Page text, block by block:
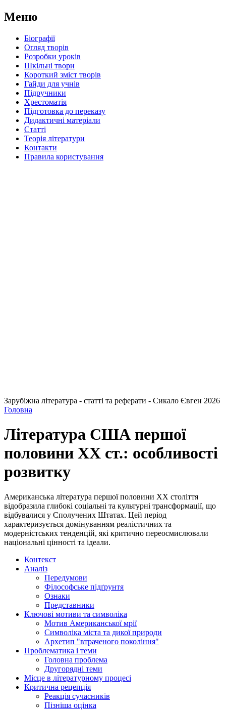
Меню
Біографії
Огляд творів
Розробки уроків
Шкільні твори
Короткий зміст творів
Гайди для учнів
Підручники
Хрестоматія
Підготовка до переказу
Дидактичні матеріали
Статті
Теорія літератури
Контакти
Правила користування
Зарубіжна література - статті та реферати - Сикало Євген 2026
Головна
Література США першої
половини XX ст.: особливості
розвитку
Американська література першої половини XX століття
відобразила глибокі соціальні та культурні трансформації, що
відбувалися у Сполучених Штатах. Цей період
характеризується домінуванням реалістичних та
модерністських тенденцій, які критично переосмислювали
національні цінності та ідеали.
Контекст
Аналіз
Передумови
Філософське підґрунтя
Ознаки
Представники
Ключові мотиви та символіка
Мотив Американської мрії
Символіка міста та дикої природи
Архетип "втраченого покоління"
Проблематика і теми
Головна проблема
Другорядні теми
Місце в літературному процесі
Критична рецепція
Реакція сучасників
Пізніша оцінка